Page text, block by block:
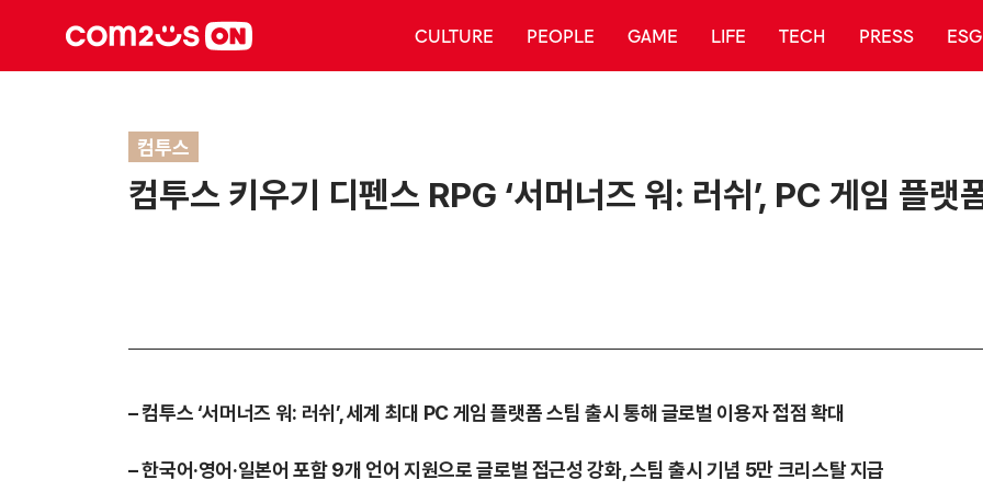
CULTURE PEOPLE GAME LIFE TECH PRESS ESG
컴투스
컴투스 키우기 디펜스 RPG ‘서머너즈 워: 러쉬’, PC 게임 플랫
–컴투스 ‘서머너즈 워: 러쉬’, 세계 최대 PC 게임 플랫폼 스팀 출시 통해 글로벌 이용자 접점 확대
–한국어·영어·일본어 포함 9개 언어 지원으로 글로벌 접근성 강화, 스팀 출시 기념 5만 크리스탈 지급